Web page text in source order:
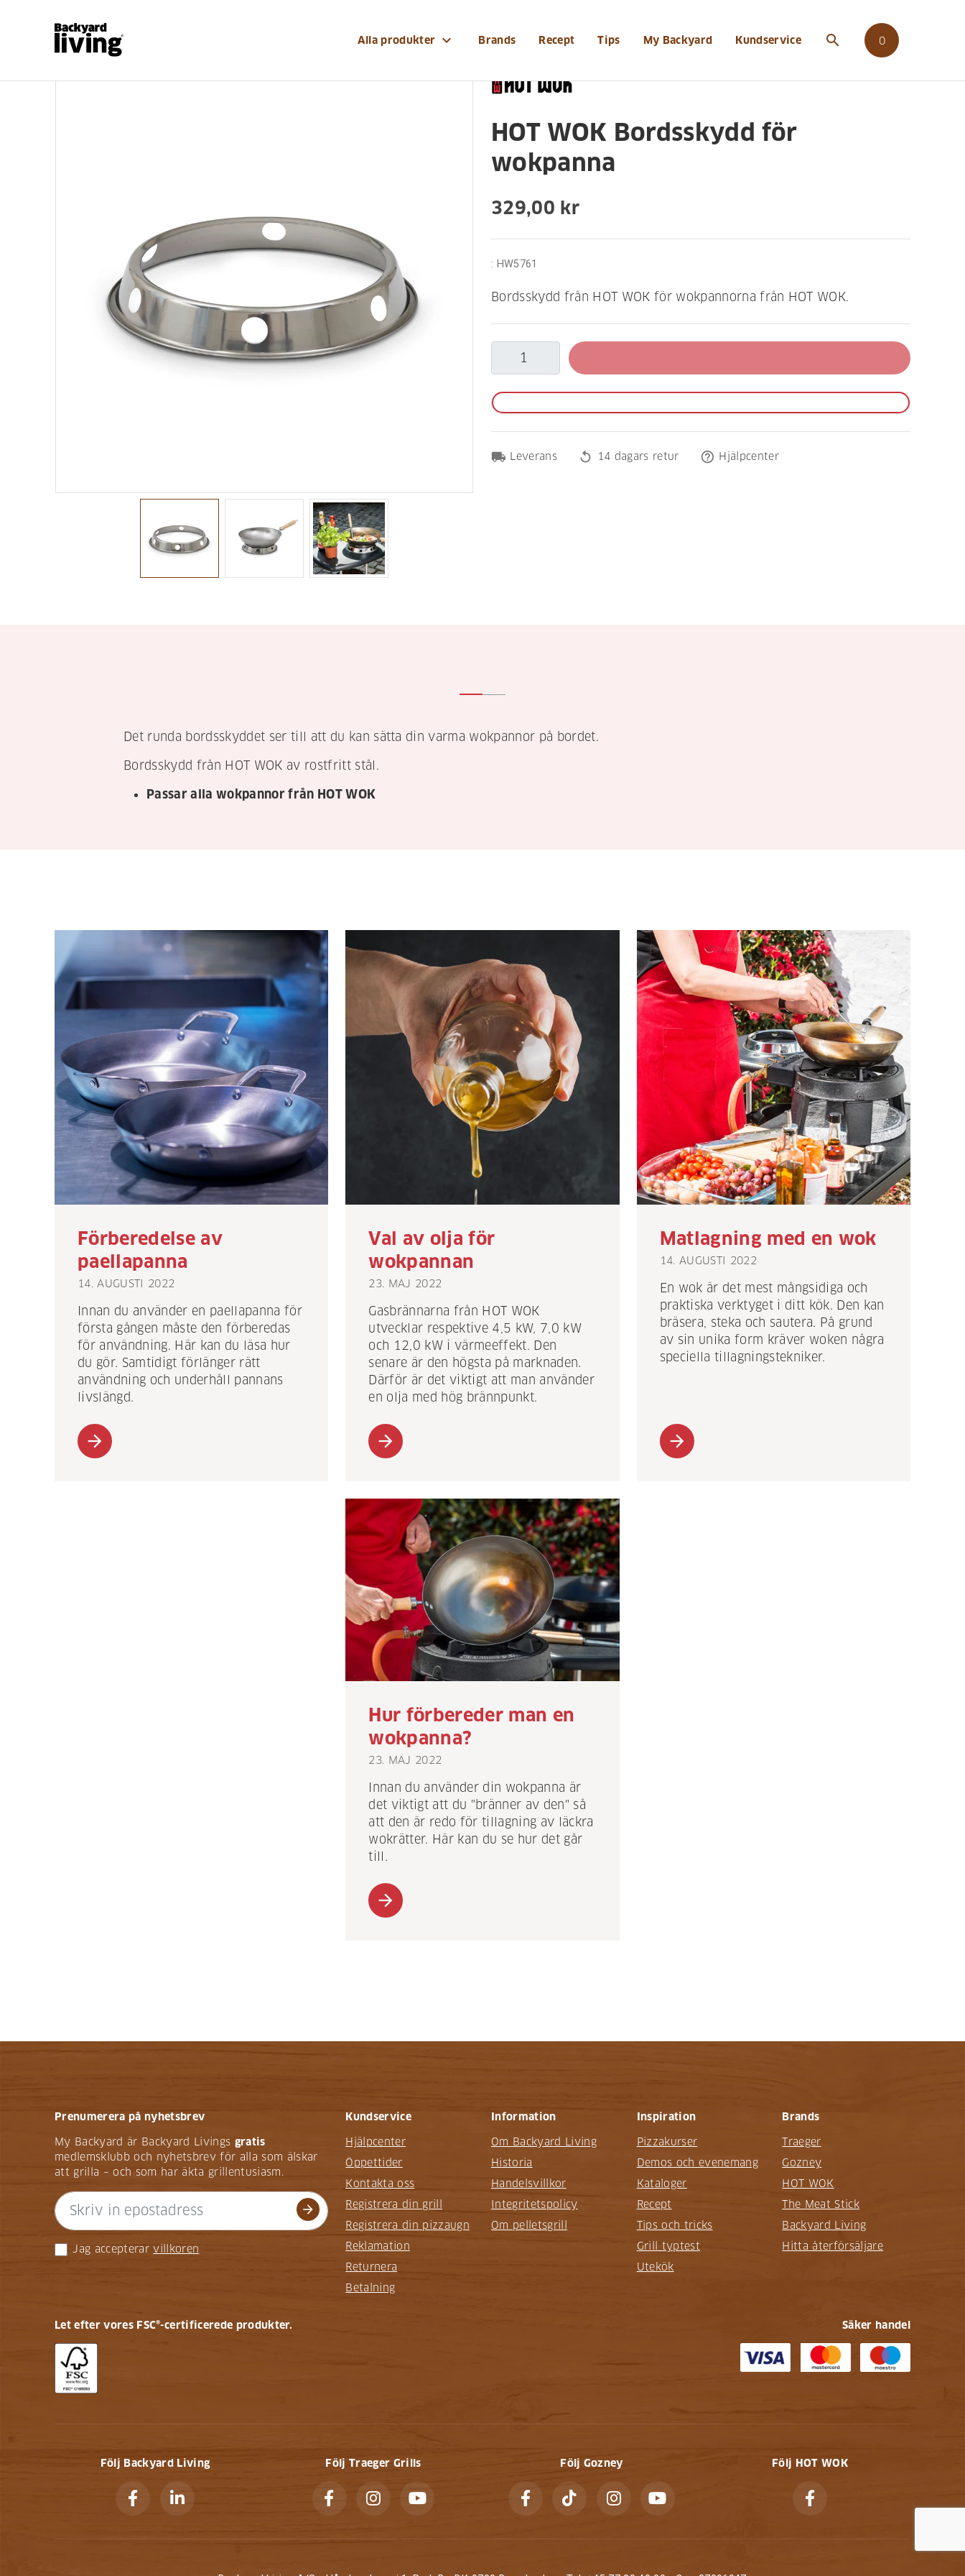
Alla produkter expand_more Brands Recept Tips My Backyard Kundservice search 0
HOT WOK Bordsskydd för
wokpanna
329,00 kr
: HW5761
Bordsskydd från HOT WOK för wokpannorna från HOT WOK.
local_shipping Leverans replay 14 dagars retur help_outline Hjälpcenter
Det runda bordsskyddet ser till att du kan sätta din varma wokpannor på bordet.
Bordsskydd från HOT WOK av rostfritt stål.
Passar alla wokpannor från HOT WOK
Förberedelse av
paellapanna
14. AUGUSTI 2022
Innan du använder en paellapanna för
första gången måste den förberedas
för användning. Här kan du läsa hur
du gör. Samtidigt förlänger rätt
användning och underhåll pannans
livslängd.
arrow_forward
Val av olja för
wokpannan
23. MAJ 2022
Gasbrännarna från HOT WOK
utvecklar respektive 4,5 kW, 7,0 kW
och 12,0 kW i värmeeffekt. Den
senare är den högsta på marknaden.
Därför är det viktigt att man använder
en olja med hög brännpunkt.
arrow_forward
Matlagning med en wok
14. AUGUSTI 2022
En wok är det mest mångsidiga och
praktiska verktyget i ditt kök. Den kan
bräsera, steka och sautera. På grund
av sin unika form kräver woken några
speciella tillagningstekniker.
arrow_forward
Hur förbereder man en
wokpanna?
23. MAJ 2022
Innan du använder din wokpanna är
det viktigt att du "bränner av den" så
att den är redo för tillagning av läckra
wokrätter. Här kan du se hur det går
till.
arrow_forward
Prenumerera på nyhetsbrev
My Backyard är Backyard Livings gratis
medlemsklubb och nyhetsbrev för alla som älskar
att grilla – och som har äkta grillentusiasm.
arrow_forward
Jag accepterar villkoren
Kundservice
Hjälpcenter
Öppettider
Kontakta oss
Registrera din grill
Registrera din pizzaugn
Reklamation
Returnera
Betalning
Information
Om Backyard Living
Historia
Handelsvillkor
Integritetspolicy
Om pelletsgrill
Inspiration
Pizzakurser
Demos och evenemang
Kataloger
Recept
Tips och tricks
Grill typtest
Utekök
Brands
Traeger
Gozney
HOT WOK
The Meat Stick
Backyard Living
Hitta återförsäljare
Let efter vores FSC®-certificerede produkter. Säker handel
Följ Backyard Living Följ Traeger Grills Följ Gozney Följ HOT WOK